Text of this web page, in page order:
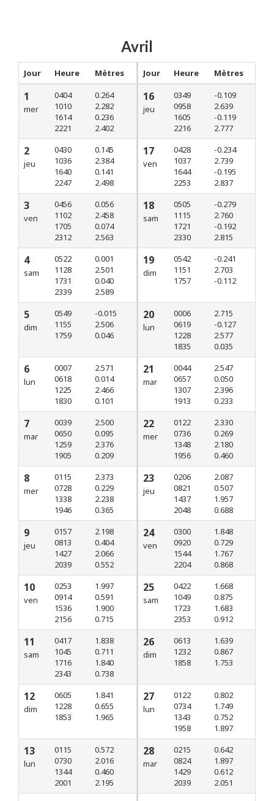
Avril
Jour Heure Mètres
1
mer
0404
1010
1614
2221
0.264
2.282
0.236
2.402
2
jeu
0430
1036
1640
2247
0.145
2.384
0.141
2.498
3
ven
0456
1102
1705
2312
0.056
2.458
0.074
2.563
4
sam
0522
1128
1731
2339
0.001
2.501
0.040
2.589
5
dim
0549
1155
1759
-0.015
2.506
0.046
6
lun
0007
0618
1225
1830
2.571
0.014
2.466
0.101
7
mar
0039
0650
1259
1905
2.500
0.095
2.376
0.209
8
mer
0115
0728
1338
1946
2.373
0.229
2.238
0.365
9
jeu
0157
0813
1427
2039
2.198
0.404
2.066
0.552
10
ven
0253
0914
1536
2156
1.997
0.591
1.900
0.715
11
sam
0417
1045
1716
2343
1.838
0.711
1.840
0.738
12
dim
0605
1228
1853
1.841
0.655
1.965
13
lun
0115
0730
1344
2001
0.572
2.016
0.460
2.195
Jour Heure Mètres
16
jeu
0349
0958
1605
2216
-0.109
2.639
-0.119
2.777
17
ven
0428
1037
1644
2253
-0.234
2.739
-0.195
2.837
18
sam
0505
1115
1721
2330
-0.279
2.760
-0.192
2.815
19
dim
0542
1151
1757
-0.241
2.703
-0.112
20
lun
0006
0619
1228
1835
2.715
-0.127
2.577
0.035
21
mar
0044
0657
1307
1913
2.547
0.050
2.396
0.233
22
mer
0122
0736
1348
1956
2.330
0.269
2.180
0.460
23
jeu
0206
0821
1437
2048
2.087
0.507
1.957
0.688
24
ven
0300
0920
1544
2204
1.848
0.729
1.767
0.868
25
sam
0422
1049
1723
2353
1.668
0.875
1.683
0.912
26
dim
0613
1232
1858
1.639
0.867
1.753
27
lun
0122
0734
1343
1958
0.802
1.749
0.752
1.897
28
mar
0215
0824
1429
2039
0.642
1.897
0.612
2.051